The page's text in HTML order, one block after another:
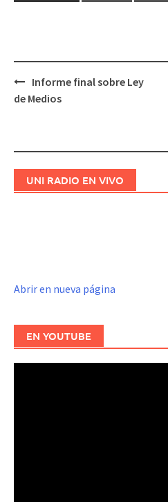
Navegación
Informe final sobre Ley
de Medios
UNI RADIO EN VIVO
Abrir en nueva página
EN YOUTUBE